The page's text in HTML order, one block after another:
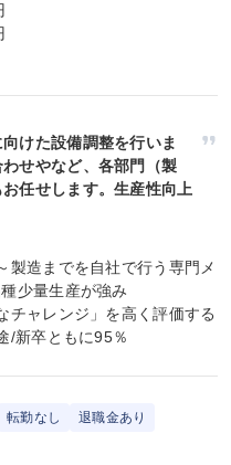
けた設備調整を行いま
せやなど、各部門（製
任せします。生産性向上
製造までを自社で行う専門メ
少量生産が強み
チャレンジ」を高く評価する
/新卒ともに95％
転勤なし
退職金あり